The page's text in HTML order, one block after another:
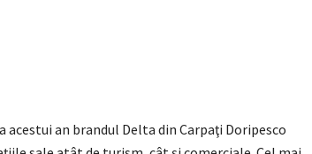
acestui an brandul Delta din Carpaţi Doripesco